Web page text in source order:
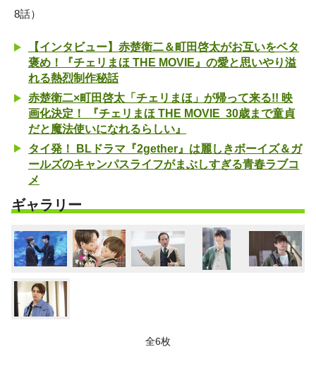
8話）
【インタビュー】赤楚衛二＆町田啓太がお互いをベタ
褒め！『チェリまほ THE MOVIE』の愛と思いやり溢
れる熱烈制作秘話
赤楚衛二×町田啓太「チェリまほ」が帰って来る!! 映
画化決定！ 『チェリまほ THE MOVIE 30歳まで童貞
だと魔法使いになれるらしい』
タイ発！ BLドラマ『2gether』は麗しきボーイズ＆ガ
ールズのキャンパスライフがまぶしすぎる青春ラブコ
メ
ギャラリー
全6枚